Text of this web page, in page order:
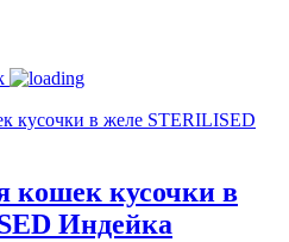
кошек кусочки в
Индейка